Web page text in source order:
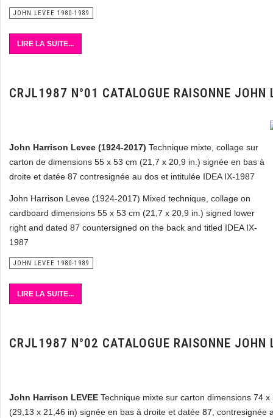
JOHN LEVEE 1980-1989
LIRE LA SUITE...
CRJL1987 N°01 CATALOGUE RAISONNE JOHN
John Harrison Levee (1924-2017) Technique mixte, collage sur
carton de dimensions 55 x 53 cm (21,7 x 20,9 in.) signée en bas à
droite et datée 87 contresignée au dos et intitulée IDEA IX-1987
John Harrison Levee (1924-2017) Mixed technique, collage on
cardboard dimensions 55 x 53 cm (21,7 x 20,9 in.) signed lower
right and dated 87 countersigned on the back and titled IDEA IX-
1987
JOHN LEVEE 1980-1989
LIRE LA SUITE...
CRJL1987 N°02 CATALOGUE RAISONNE JOHN
John Harrison LEVEE Technique mixte sur carton dimensions 74 x
(29,13 x 21,46 in) signée en bas à droite et datée 87, contresignée